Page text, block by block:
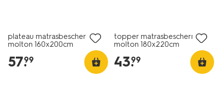
plateau matrasbeschermer
molton 160x200cm
57.
99
topper matrasbeschermer
molton 180x220cm
43.
99